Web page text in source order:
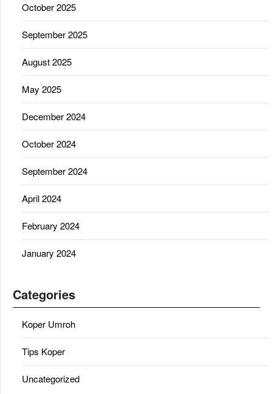
October 2025
September 2025
August 2025
May 2025
December 2024
October 2024
September 2024
April 2024
February 2024
January 2024
Categories
Koper Umroh
Tips Koper
Uncategorized